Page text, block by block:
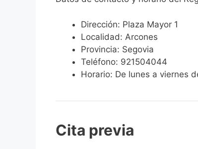
Dirección: Plaza Mayor 1
Localidad: Arcones
Provincia: Segovia
Teléfono: 921504044
Horario: De lunes a viernes
Cita previa